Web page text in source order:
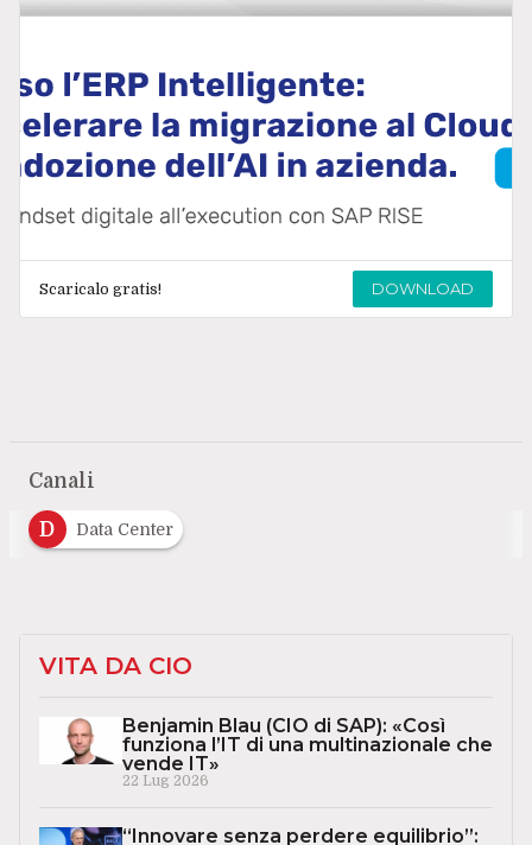
Scaricalo gratis! DOWNLOAD
Canali
D Data Center
VITA DA CIO
Benjamin Blau (CIO di SAP): «Così
funziona l’IT di una multinazionale che
vende IT»
22 Lug 2026
“Innovare senza perdere equilibrio”: